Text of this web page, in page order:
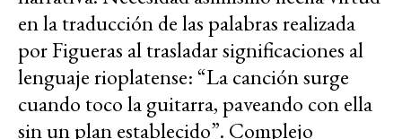
en la traducción de las palabras realizada
por Figueras al trasladar significaciones al
lenguaje rioplatense: “La canción surge
cuando toco la guitarra, paveando con ella
sin un plan establecido”. Complejo